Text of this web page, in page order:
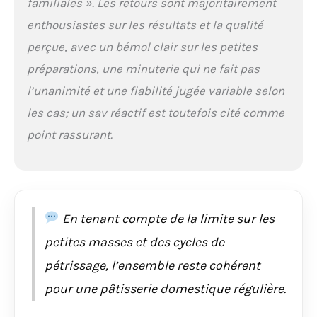
[ACCESSOIRES
COMPLETS ET
Les accessoires, tels
que le fouet, le batteur
pétrisseur, offrent une
nettoyage. [GARANTIE
ETENDUE DE 2 ANS] :
Bénéficiez d'une
garantie étendue de 2
ans, accompagnée
d'un atelier SAV en
enthousiastes sur les résultats et la qualité
perçue, avec un bémol clair sur les petites
préparations, une minuterie qui ne fait pas
l’unanimité et une fiabilité jugée variable selon
les cas; un sav réactif est toutefois cité comme
point rassurant.
En tenant compte de la limite sur les
petites masses et des cycles de
pétrissage, l’ensemble reste cohérent
pour une pâtisserie domestique régulière.